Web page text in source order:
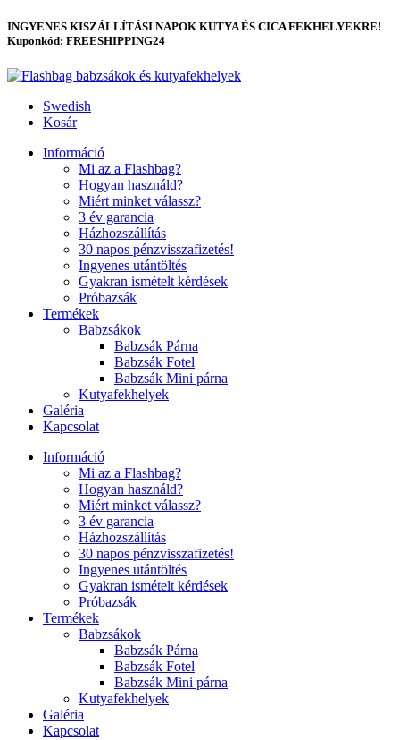
INGYENES KISZÁLLÍTÁSI NAPOK KUTYA ÉS CICA FEKHELYEKRE!
Kuponkód: FREESHIPPING24
Swedish
Kosár
Információ
Mi az a Flashbag?
Hogyan használd?
Miért minket válassz?
3 év garancia
Házhozszállítás
30 napos pénzvisszafizetés!
Ingyenes utántöltés
Gyakran ismételt kérdések
Próbazsák
Termékek
Babzsákok
Babzsák Párna
Babzsák Fotel
Babzsák Mini párna
Kutyafekhelyek
Galéria
Kapcsolat
Információ
Mi az a Flashbag?
Hogyan használd?
Miért minket válassz?
3 év garancia
Házhozszállítás
30 napos pénzvisszafizetés!
Ingyenes utántöltés
Gyakran ismételt kérdések
Próbazsák
Termékek
Babzsákok
Babzsák Párna
Babzsák Fotel
Babzsák Mini párna
Kutyafekhelyek
Galéria
Kapcsolat